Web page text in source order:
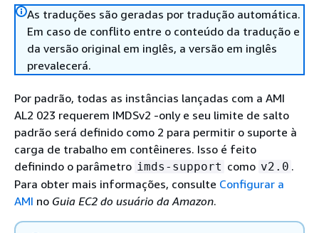
As traduções são geradas por tradução automática.
Em caso de conflito entre o conteúdo da tradução e
da versão original em inglês, a versão em inglês
prevalecerá.
Por padrão, todas as instâncias lançadas com a AMI
AL2 023 requerem IMDSv2 -only e seu limite de salto
padrão será definido como 2 para permitir o suporte à
carga de trabalho em contêineres. Isso é feito
definindo o parâmetro imds-support como v2.0 .
Para obter mais informações, consulte Configurar a
AMI no Guia EC2 do usuário da Amazon.